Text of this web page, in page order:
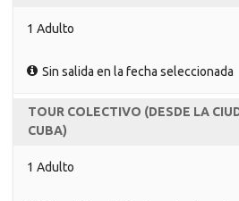
1 Adulto
Sin salida en la fecha seleccionada
TOUR COLECTIVO (DESDE LA
CUBA)
1 Adulto